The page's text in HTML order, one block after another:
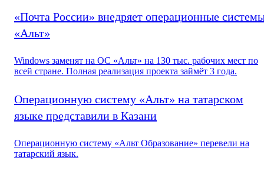
«Почта России» внедряет операционные
«Альт»
Windows заменят на ОС «Альт» на 130 тыс. рабочих мест по
всей стране. Полная реализация проекта займёт 3 года.
Операционную систему «Альт» на татарском
языке представили в Казани
Операционную систему «Альт Образование» перевели на
татарский язык.